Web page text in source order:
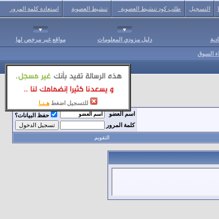
للتسجيل اضغط هـنـا
التسجيل طلب كود تنشيط العضوية تنشيط العضوية استعادة كلمة المرور
دليل مزودي المعلومات مواقع غير مرخص لها
السوق
اسم العضو
حفظ البيانات؟
كلمة المرور
التقويم